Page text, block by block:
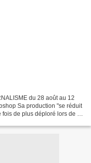
du 28 août au 12
Sa production "se réduit
de plus déploré lors de la